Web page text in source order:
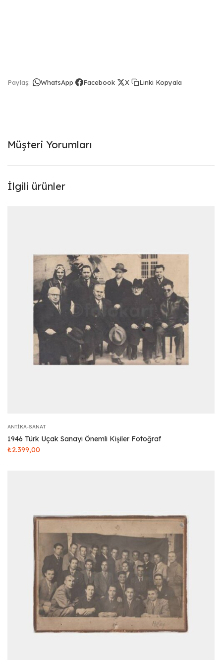
Paylaş: WhatsApp Facebook X Linki Kopyala
Müşteri Yorumları
İlgili ürünler
ANTIKA-SANAT
1946 Türk Uçak Sanayi Önemli Kişiler Fotoğraf
₺2.399,00